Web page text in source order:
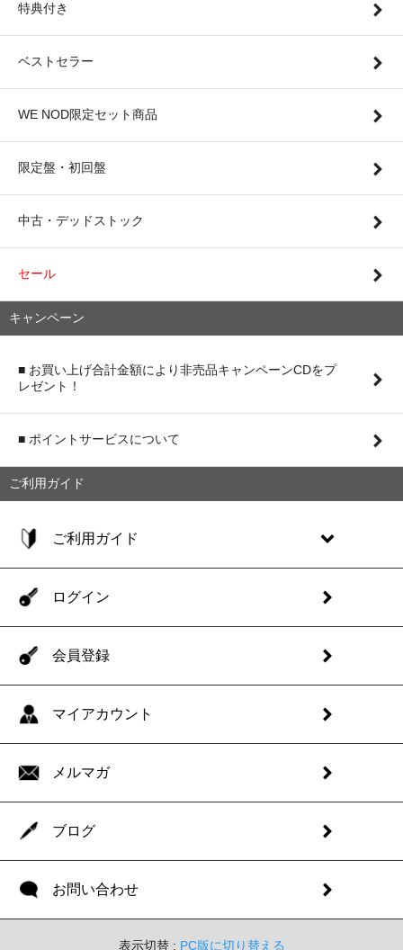
特典付き
ベストセラー
WE NOD限定セット商品
限定盤・初回盤
中古・デッドストック
セール
キャンペーン
■ お買い上げ合計金額により非売品キャンペーンCDをプ
レゼント！
■ ポイントサービスについて
ご利用ガイド
ご利用ガイド
ログイン
会員登録
マイアカウント
メルマガ
ブログ
お問い合わせ
表示切替 : PC版に切り替える